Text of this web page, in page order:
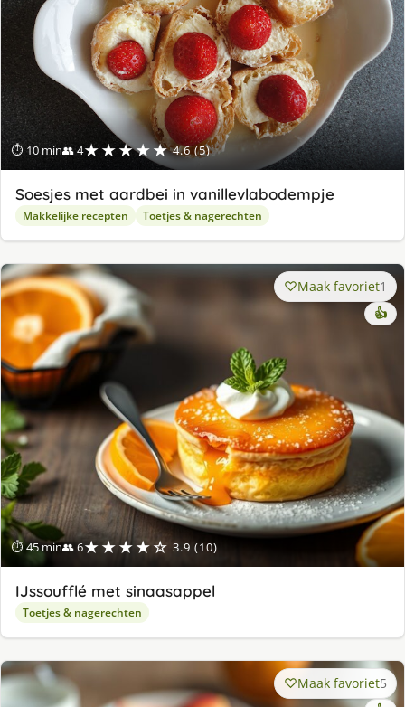
⏱ 10 min👥 4★★★★★ 4.6 (5)
Soesjes met aardbei in vanillevlabodempje
Makkelijke recepten Toetjes & nagerechten
⏱ 45 min👥 6★★★★☆ 3.9 (10)
Maak favoriet1
👍
IJssoufflé met sinaasappel
Toetjes & nagerechten
Maak favoriet5